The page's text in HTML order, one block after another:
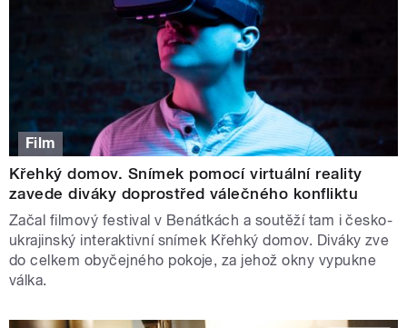
Film
Křehký domov. Snímek pomocí virtuální reality
zavede diváky doprostřed válečného konfliktu
Začal filmový festival v Benátkách a soutěží tam i česko-
ukrajinský interaktivní snímek Křehký domov. Diváky zve
do celkem obyčejného pokoje, za jehož okny vypukne
válka.